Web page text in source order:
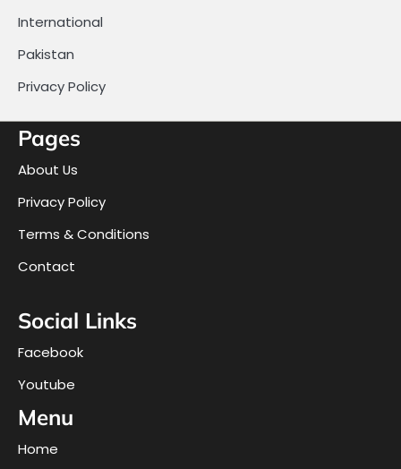
International
Pakistan
Privacy Policy
Pages
About Us
Privacy Policy
Terms & Conditions
Contact
Social Links
Facebook
Youtube
Menu
Home